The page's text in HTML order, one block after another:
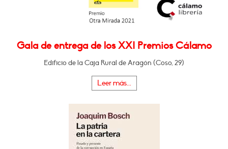
Gala de entrega de los XXI Premios Cálamo
Edificio de la Caja Rural de Aragón (Coso, 29)
Leer más...